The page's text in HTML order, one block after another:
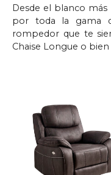
Desde el blanco
por toda la gama
rompedor que te
Chaise Longue o bien